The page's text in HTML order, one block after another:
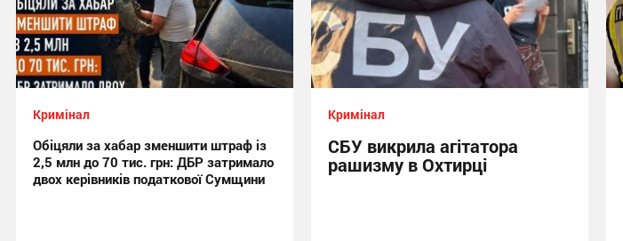
Кримінал
Обіцяли за хабар зменшити штраф із
2,5 млн до 70 тис. грн: ДБР затримало
двох керівників податкової Сумщини
Кримінал
СБУ викрила агітатора
рашизму в Охтирці